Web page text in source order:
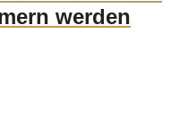
werden